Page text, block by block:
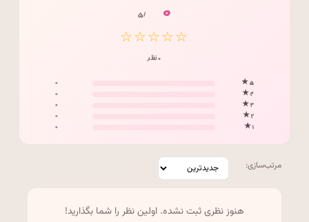
۰ / ۵
☆☆☆☆☆
۰ نظر
۵ ★
۰
۴ ★
۰
۳ ★
۰
۲ ★
۰
۱ ★
۰
مرتب‌سازی:
هنوز نظری ثبت نشده. اولین نظر را شما بگذارید!